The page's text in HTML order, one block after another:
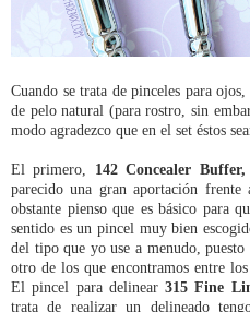
Cuando se trata de pinceles para
de pelo natural (para rostro, sin
modo agradezco que en el set éstos
El primero, 142 Concealer
parecido una gran aportación
obstante pienso que es básico para
sentido es un pincel muy bien
del tipo que yo use a menudo,
otro de los que encontramos entre
El pincel para delinear 315 Fine
trata de realizar un delineado